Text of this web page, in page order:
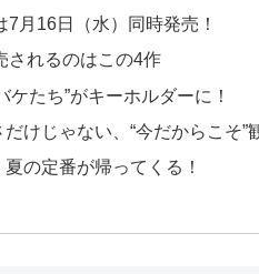
7月16日（水）同時発売！
されるのはこの4作
ケたち”がキーホルダーに！
けじゃない、“今だからこそ”
夏の定番が帰ってくる！